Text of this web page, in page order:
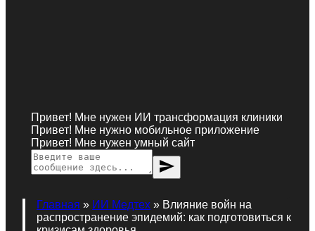
Привет! Мне нужен ИИ трансформация клиники
Привет! Мне нужно мобильное приложение
Привет! Мне нужен умный сайт
send
Главная » ИИ Медтех » Влияние войн на
распространение эпидемий: как подготовиться к